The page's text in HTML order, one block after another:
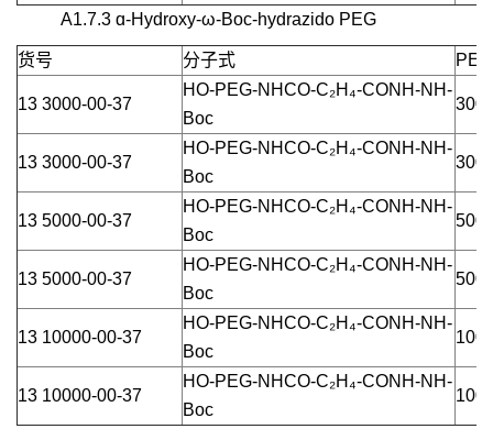
A1.7.3 ɑ-Hydroxy-ω-Boc-hydrazido PEG
货号 分子式
13 3000-00-37
HO-PEG-NHCO-C₂H₄-CONH-NH-
Boc
13 3000-00-37
HO-PEG-NHCO-C₂H₄-CONH-NH-
Boc
13 5000-00-37
HO-PEG-NHCO-C₂H₄-CONH-NH-
Boc
13 5000-00-37
HO-PEG-NHCO-C₂H₄-CONH-NH-
Boc
13 10000-00-37
HO-PEG-NHCO-C₂H₄-CONH-NH-
Boc
13 10000-00-37
HO-PEG-NHCO-C₂H₄-CONH-NH-
Boc